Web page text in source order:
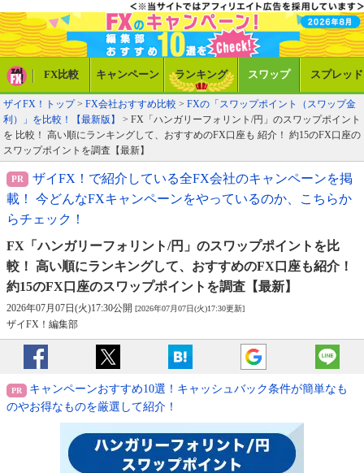
FX比較 キャンペーン ランキング スワップ スプレッド
ザイFX！トップ> FX会社おすすめ比較 > FXの「スワップポイント（スワップ金
利）」を比較！【最新版】
> FX「ハンガリーフォリント/円」のスワップポイント
を 比較！ 高い順にランキングして、おすすめのFX口座も 紹介！ 約15のFX口座の
スワップポイントを調査【最新】
ザイFX！で紹介している全FX会社のキャンペーンを掲
載！ 今どんなFXキャンペーンをやっているのか、こちらか
らチェック！
FX「ハンガリーフォリント/円」のスワップポイントを 比
較！ 高い順にランキングして、おすすめのFX口座も紹介！
約15のFX口座のスワップポイントを調査【最新】
2026年07月07日(火)17:30公開 [2026年07月07日(火)17:30更新]
ザイFX！編集部
キャンペーンおすすめ10選！キャッシュバック条件が簡単なも
のやお得なものを厳選して紹介！